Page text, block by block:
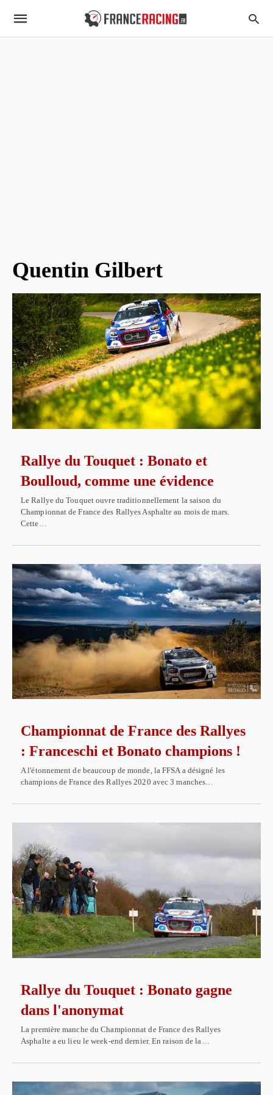
Quentin Gilbert
Rallye du Touquet : Bonato et
Boulloud, comme une évidence
Le Rallye du Touquet ouvre traditionnellement la saison du
Championnat de France des Rallyes Asphalte au mois de mars.
Cette…
Championnat de France des Rallyes
: Franceschi et Bonato champions !
A l'étonnement de beaucoup de monde, la FFSA a désigné les
champions de France des Rallyes 2020 avec 3 manches…
Rallye du Touquet : Bonato gagne
dans l'anonymat
La première manche du Championnat de France des Rallyes
Asphalte a eu lieu le week-end dernier. En raison de la…